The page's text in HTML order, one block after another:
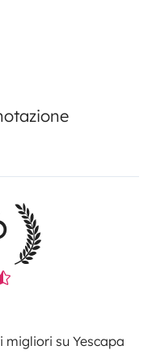
migliori su Yescapa